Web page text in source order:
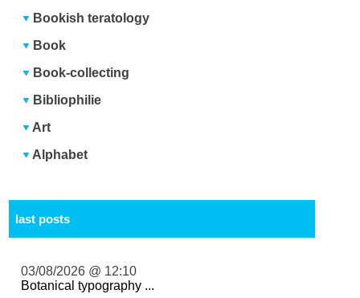
Bookish teratology
Book
Book-collecting
Bibliophilie
Art
Alphabet
last posts
03/08/2026 @ 12:10
Botanical typography ...